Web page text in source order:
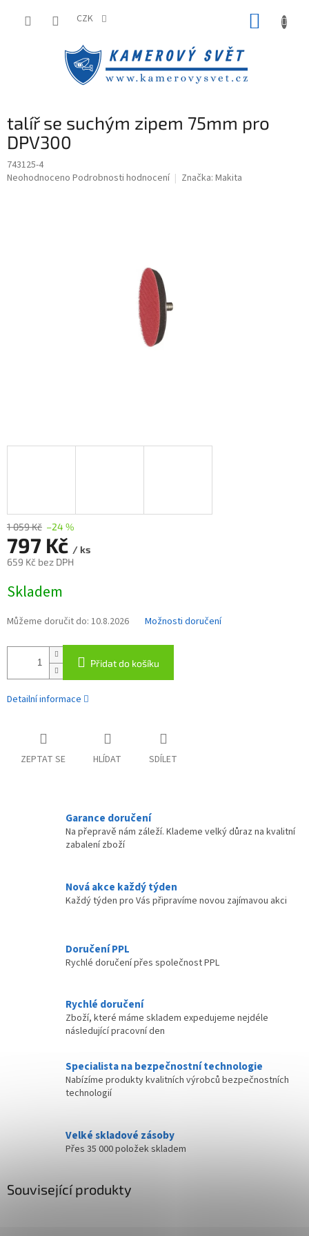
CZK
talíř se suchým zipem 75mm pro
DPV300
743125-4
Průměrné
Neohodnoceno Podrobnosti hodnocení Značka: Makita
1 059 Kč –24 %
797 Kč / ks
659 Kč bez DPH
cena:
Skladem
Můžeme doručit do: 10.8.2026 Možnosti doručení
Přidat do košíku
Detailní informace
ZEPTAT SE HLÍDAT SDÍLET
Garance doručení
Na přepravě nám záleží. Klademe velký důraz na kvalitní
zabalení zboží
Nová akce každý týden
Každý týden pro Vás připravíme novou zajímavou akci
Doručení PPL
Rychlé doručení přes společnost PPL
Rychlé doručení
Zboží, které máme skladem expedujeme nejdéle
následující pracovní den
Specialista na bezpečnostní technologie
Nabízíme produkty kvalitních výrobců bezpečnostních
technologií
Velké skladové zásoby
Přes 35 000 položek skladem
Související produkty